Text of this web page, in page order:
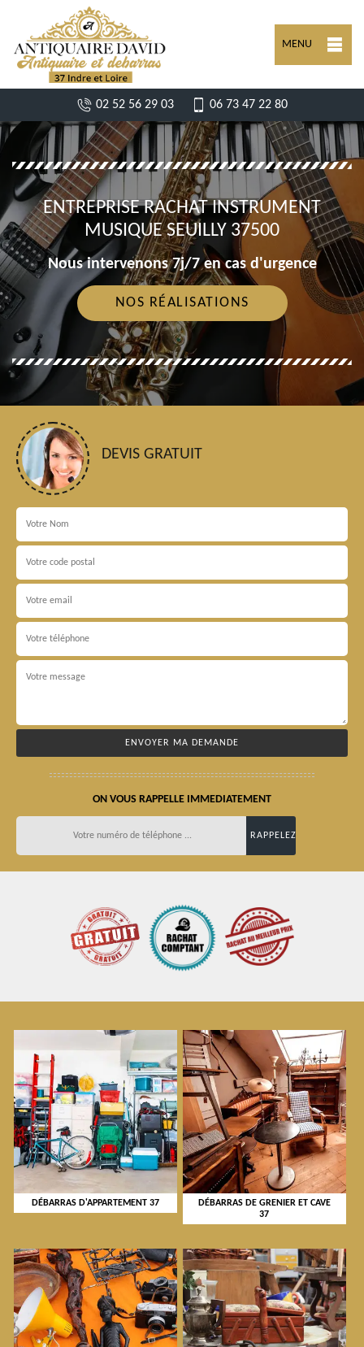
MENU
02 52 56 29 03 06 73 47 22 80
ENTREPRISE RACHAT INSTRUMENT
MUSIQUE SEUILLY 37500
Nous intervenons 7j/7 en cas d'urgence
NOS RÉALISATIONS
DEVIS GRATUIT
ON VOUS RAPPELLE IMMEDIATEMENT
DÉBARRAS D'APPARTEMENT 37
DÉBARRAS DE GRENIER ET CAVE
37